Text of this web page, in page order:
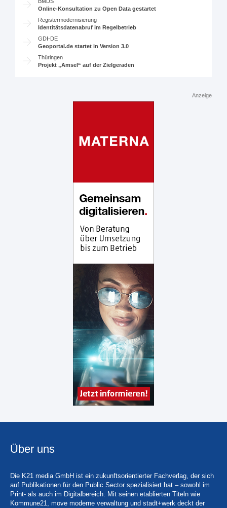
Online-Konsultation zu Open Data gestartet
Registermodernisierung
Identitätsdatenabruf im Regelbetrieb
GDI-DE
Geoportal.de startet in Version 3.0
Thüringen
Projekt „Amsel“ auf der Zielgeraden
Anzeige
Über uns
Die K21 media GmbH ist ein zukunftsorientierter Fachverlag, der sich
auf Publikationen für den Public Sector spezialisiert hat – sowohl im
Print- als auch im Digitalbereich. Mit seinen etablierten Titeln wie
Kommune21, move moderne verwaltung und stadt+werk deckt der